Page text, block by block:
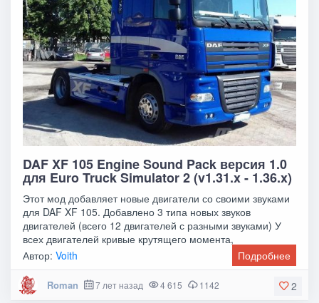
DAF XF 105 Engine Sound Pack версия 1.0
для Euro Truck Simulator 2 (v1.31.x - 1.36.x)
Этот мод добавляет новые двигатели со своими звуками
для DAF XF 105. Добавлено 3 типа новых звуков
двигателей (всего 12 двигателей с разными звуками) У
всех двигателей кривые крутящего момента,
Автор:Voith Подробнее
2
Roman 7 лет назад 4 615 1142